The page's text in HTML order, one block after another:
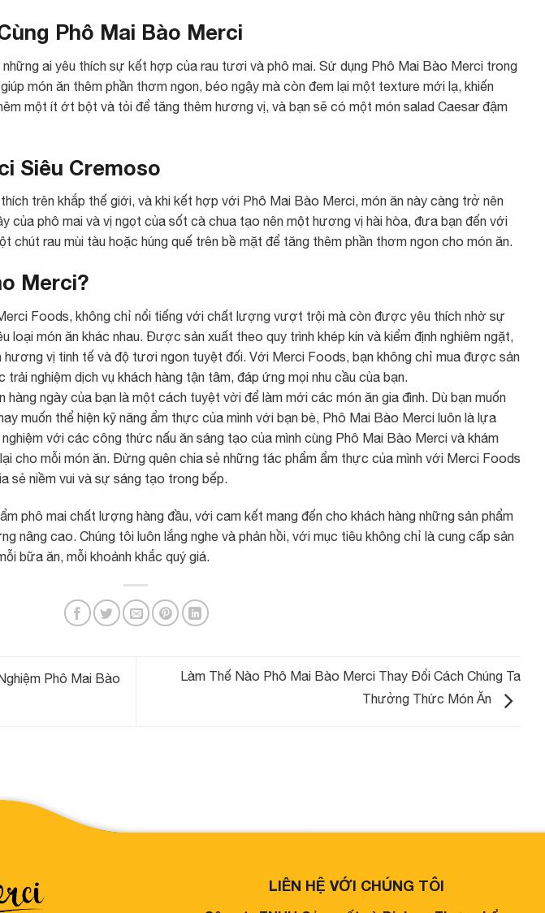
Phô Mai Bào Merci
ai yêu thích sự kết hợp của rau tươi và phô mai. Sử dụng Phô Mai Bào Merci trong
món ăn thêm phần thơm ngon, béo ngậy mà còn đem lại một texture mới lạ, khiến
một ít ớt bột và tỏi để tăng thêm hương vị, và bạn sẽ có một món salad Caesar đậm
Siêu Cremoso
trên khắp thế giới, và khi kết hợp với Phô Mai Bào Merci, món ăn này càng trở nên
của phô mai và vị ngọt của sốt cà chua tạo nên một hương vị hài hòa, đưa bạn đến với
chút rau mùi tàu hoặc húng quế trên bề mặt để tăng thêm phần thơm ngon cho món ăn.
Merci?
Foods, không chỉ nổi tiếng với chất lượng vượt trội mà còn được yêu thích nhờ sự
loại món ăn khác nhau. Được sản xuất theo quy trình khép kín và kiểm định nghiêm ngặt,
hương vị tinh tế và độ tươi ngon tuyệt đối. Với Merci Foods, bạn không chỉ mua được sản
nghiệm dịch vụ khách hàng tận tâm, đáp ứng mọi nhu cầu của bạn.
ngày của bạn là một cách tuyệt vời để làm mới các món ăn gia đình. Dù bạn muốn
muốn thể hiện kỹ năng ẩm thực của mình với bạn bè, Phô Mai Bào Merci luôn là lựa
với các công thức nấu ăn sáng tạo của mình cùng Phô Mai Bào Merci và khám
cho mỗi món ăn. Đừng quên chia sẻ những tác phẩm ẩm thực của mình với Merci Foods
sẻ niềm vui và sự sáng tạo trong bếp.
phô mai chất lượng hàng đầu, với cam kết mang đến cho khách hàng những sản phẩm
nâng cao. Chúng tôi luôn lắng nghe và phản hồi, với mục tiêu không chỉ là cung cấp sản
bữa ăn, mỗi khoảnh khắc quý giá.
Phô Mai Bào
Làm Thế Nào Phô Mai Bào Merci Thay Đổi Cách Chúng Ta
Thưởng Thức Món Ăn
LIÊN HỆ VỚI CHÚNG TÔI